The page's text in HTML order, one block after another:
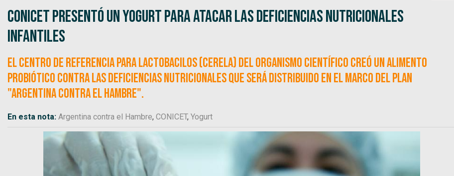
CONICET presentó un yogurt para atacar las deficiencias nutricionales
infantiles
El Centro de Referencia para Lactobacilos (CERELA) del organismo científico creó un alimento
probiótico contra las deficiencias nutricionales que será distribuido en el marco del plan
"Argentina contra el Hambre".
En esta nota: Argentina contra el Hambre, CONICET, Yogurt